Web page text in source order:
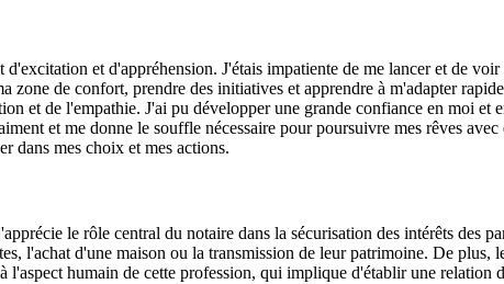
et d'appréhension. J'étais impatiente de me lancer et de
zone de confort, prendre des initiatives et apprendre à m'adapter
et de l'empathie. J'ai pu développer une grande confiance en moi et
et me donne le souffle nécessaire pour poursuivre mes rêves
dans mes choix et mes actions.
le rôle central du notaire dans la sécurisation des intérêts des
l'achat d'une maison ou la transmission de leur patrimoine. De plus,
humain de cette profession, qui implique d'établir une relation